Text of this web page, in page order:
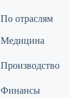
По отраслям
Медицина
Производство
Финансы